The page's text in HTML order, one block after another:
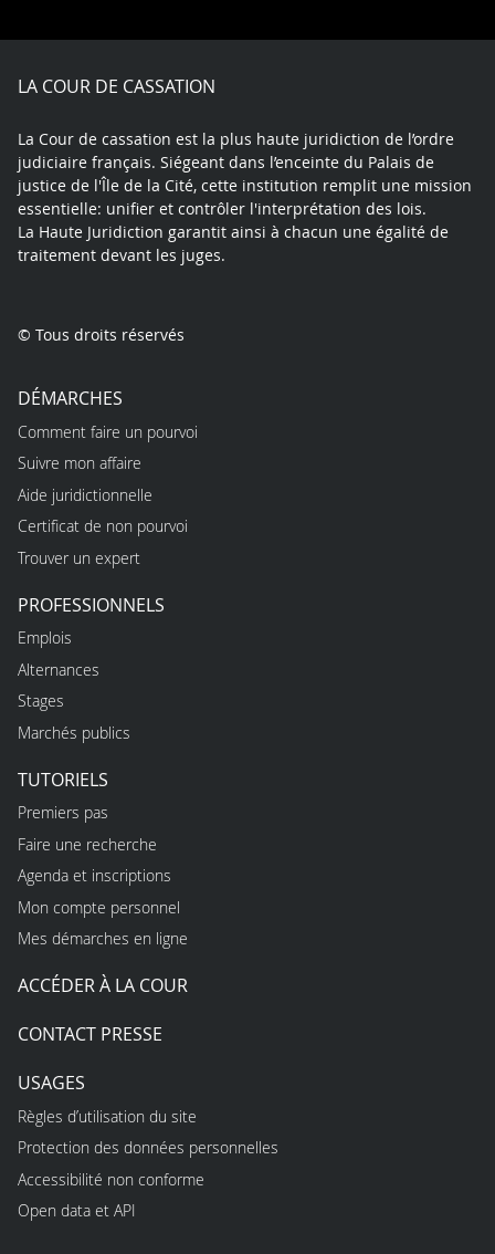
X
FacebookYoutubeLinkedInInstagram
LA COUR DE CASSATION
La Cour de cassation est la plus haute juridiction de l’ordre
judiciaire français. Siégeant dans l’enceinte du Palais de
justice de l'Île de la Cité, cette institution remplit une mission
essentielle: unifier et contrôler l'interprétation des lois.
La Haute Juridiction garantit ainsi à chacun une égalité de
traitement devant les juges.
© Tous droits réservés
DÉMARCHES
Comment faire un pourvoi
Suivre mon affaire
Aide juridictionnelle
Certificat de non pourvoi
Trouver un expert
PROFESSIONNELS
Emplois
Alternances
Stages
Marchés publics
TUTORIELS
Premiers pas
Faire une recherche
Agenda et inscriptions
Mon compte personnel
Mes démarches en ligne
ACCÉDER À LA COUR
CONTACT PRESSE
USAGES
Règles d’utilisation du site
Protection des données personnelles
Accessibilité non conforme
Open data et API